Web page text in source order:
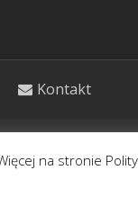
Kontakt
Wpisy nie
na stronie